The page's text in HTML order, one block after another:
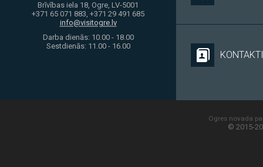
Brīvības iela 18, Ogre, LV-5001
+371 65 071 883, +371 29 491 685
info@visitogre.lv
Darba dienās: 10.00 - 18.00
Sestdienās: 11.00 - 16.00
KONTAKTI
Ogres novada
© 2015-